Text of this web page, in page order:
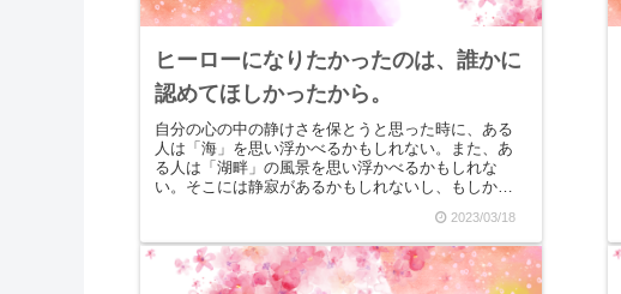
ヒーローになりたかったのは、誰かに
認めてほしかったから。
自分の心の中の静けさを保とうと思った時に、ある
人は「海」を思い浮かべるかもしれない。また、あ
る人は「湖畔」の風景を思い浮かべるかもしれな
い。そこには静寂があるかもしれないし、もしかし
2023/03/18